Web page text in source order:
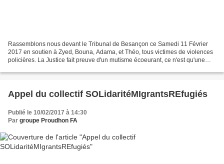
Rassemblons nous devant le Tribunal de Besançon ce Samedi 11 Février
2017 en soutien à Zyed, Bouna, Adama, et Théo, tous victimes de violences
policières. La Justice fait preuve d'un mutisme écoeurant, ce n'est qu'une
Appel du collectif SOLidaritéMIgrantsREfugiés
Publié le 10/02/2017 à 14:30
Par groupe Proudhon FA